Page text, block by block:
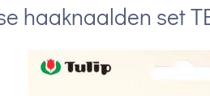
haaknaalden set